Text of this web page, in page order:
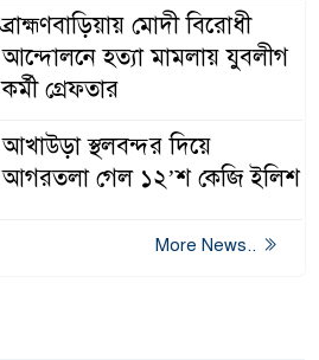
ব্রাহ্মণবাড়িয়ায় মোদী বিরোধী
আন্দোলনে হত্যা মামলায় যুবলীগ
কর্মী গ্রেফতার
আখাউড়া স্থলবন্দর দিয়ে
আগরতলা গেল ১২’শ কেজি ইলিশ
More News..